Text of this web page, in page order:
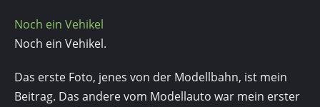
Noch ein Vehikel
Noch ein Vehikel.
Das erste Foto, jenes von der Modellbahn, ist mein
Beitrag. Das andere vom Modellauto war mein erster